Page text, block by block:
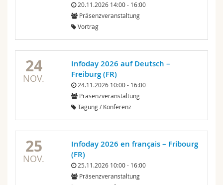
20.11.2026 14:00 - 16:00
Präsenzveranstaltung
Vortrag
24
NOV.
Infoday 2026 auf Deutsch –
Freiburg (FR)
24.11.2026 10:00 - 16:00
Präsenzveranstaltung
Tagung / Konferenz
25
NOV.
Infoday 2026 en français – Fribourg
(FR)
25.11.2026 10:00 - 16:00
Präsenzveranstaltung